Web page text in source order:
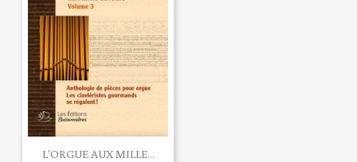
L'ORGUE AUX MILLE...